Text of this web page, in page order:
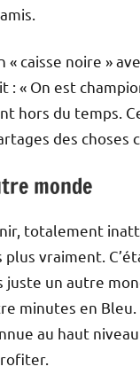
caisse noire »
: « On est
hors du temps.
des choses
monde
totalement
plus vraiment.
un autre
minutes en
au haut